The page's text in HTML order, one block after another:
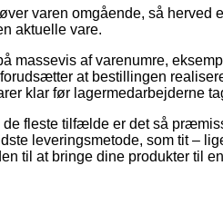
varen omgående, så herved
aktuelle vare.
massevis af varenumre,
at bestillingen
klar før lagermedarbejderne
fleste tilfælde er det så
leveringsmetode, som tit –
til at bringe dine produkter til en